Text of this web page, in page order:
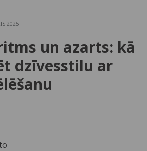
2025
un azarts: kā
dzīvesstilu ar